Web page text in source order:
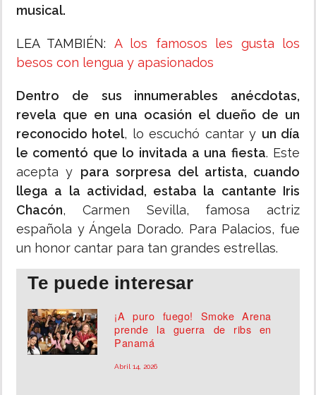
musical.
LEA TAMBIÉN: A los famosos les gusta los
besos con lengua y apasionados
Dentro de sus innumerables anécdotas,
revela que en una ocasión el dueño de un
reconocido hotel, lo escuchó cantar y un día
le comentó que lo invitada a una fiesta. Este
acepta y para sorpresa del artista, cuando
llega a la actividad, estaba la cantante Iris
Chacón, Carmen Sevilla, famosa actriz
española y Ángela Dorado. Para Palacios, fue
un honor cantar para tan grandes estrellas.
Te puede interesar
¡A puro fuego! Smoke Arena
prende la guerra de ribs en
Panamá
Abril 14, 2026